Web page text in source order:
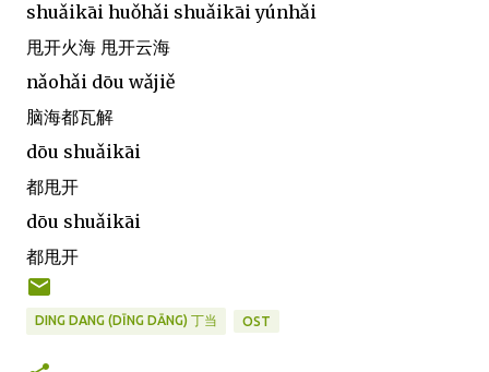
shuǎikāi huǒhǎi shuǎikāi yúnhǎi
甩开火海 甩开云海
nǎohǎi dōu wǎjiě
脑海都瓦解
dōu shuǎikāi
都甩开
dōu shuǎikāi
都甩开
DING DANG (DĪNG DĀNG) 丁当 OST